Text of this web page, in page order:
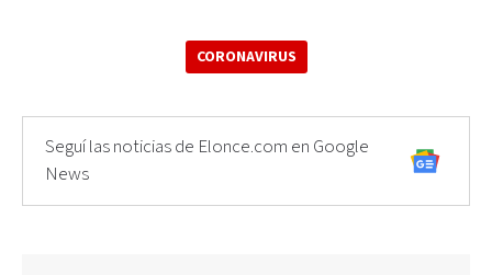
CORONAVIRUS
Seguí las noticias de Elonce.com en Google
News